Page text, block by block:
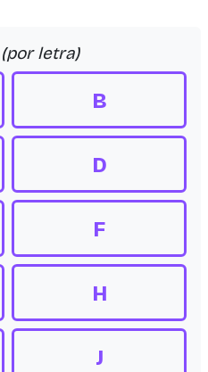
(por letra)
B
D
F
H
J